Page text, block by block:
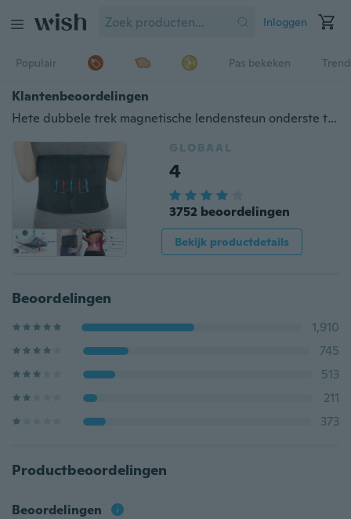
Inloggen
Populair Pas bekeken
Klantenbeoordelingen
Hete dubbele trek magnetische lendensteun onderste taille rugsteun brace pijnhulpriem
GLOBAAL
4
3752 beoordelingen
Bekijk productdetails
Beoordelingen
1,910
745
513
211
373
Productbeoordelingen
Beoordelingen